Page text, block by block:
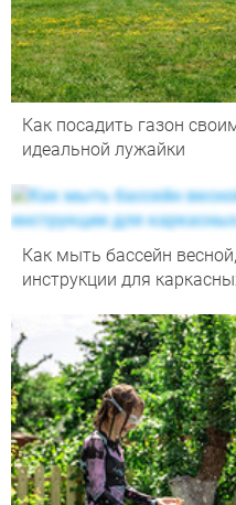
Как посадить газон
идеальной лужайки
Как мыть бассейн
инструкции для